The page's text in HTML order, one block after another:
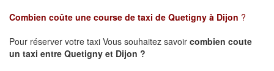
Combien coûte une course de taxi de Quetigny à Dijon ?
Pour réserver votre taxi Vous souhaitez savoir combien coute
un taxi entre Quetigny et Dijon ?